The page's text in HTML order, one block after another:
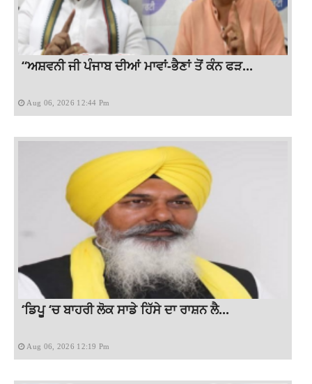
“ਅਸ਼ਵਨੀ ਜੀ ਪੰਜਾਬ ਦੀਆਂ ਮਾਵਾਂ-ਭੈਣਾਂ ਤੋਂ ਕੰਨ ਫੜ...
Aug 06, 2026 12:44 Pm
‘ਡਿਪੂ ‘ਚ ਬਾਹਰੀ ਲੋਕ ਸਾਡੇ ਹਿੱਸੇ ਦਾ ਰਾਸ਼ਨ ਲੈ...
Aug 06, 2026 12:19 Pm